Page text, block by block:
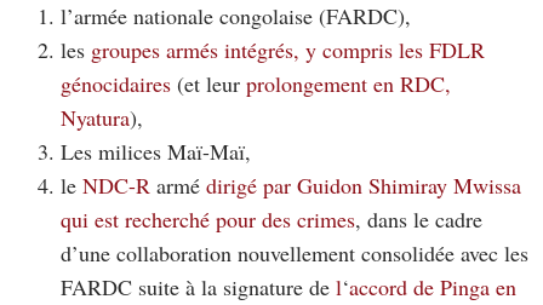
l’armée nationale congolaise (FARDC),
les groupes armés intégrés, y compris les FDLR
génocidaires (et leur prolongement en RDC,
Nyatura),
Les milices Maï-Maï,
le NDC-R armé dirigé par Guidon Shimiray Mwissa
qui est recherché pour des crimes, dans le cadre
d’une collaboration nouvellement consolidée avec les
FARDC suite à la signature de l‘accord de Pinga en